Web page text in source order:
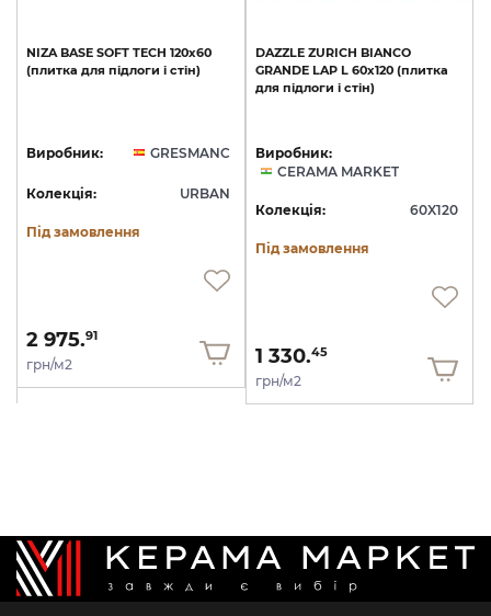
NIZA BASE SOFT TECH 120х60
(плитка для підлоги і стін)
Виробник: GRESMANC
Колекція: URBAN
Під замовлення
2 975.91
грн/м2
DAZZLE ZURICH BIANCO
GRANDE LAP L 60х120 (плитка
для підлоги і стін)
Виробник:
CERAMA MARKET
Колекція: 60X120
Під замовлення
1 330.45
грн/м2